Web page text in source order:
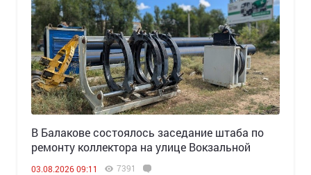
В Балакове состоялось заседание штаба по
ремонту коллектора на улице Вокзальной
03.08.2026 09:11 7391